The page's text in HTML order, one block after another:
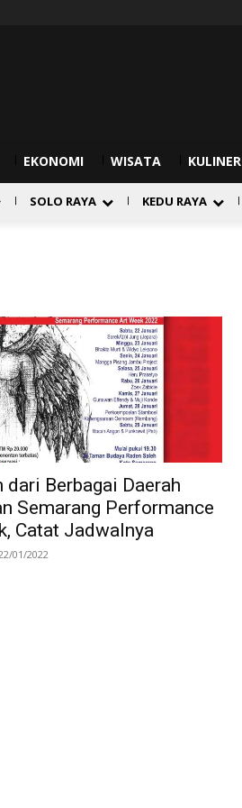
EKONOMI WISATA KULINER
SOLO RAYA KEDU RAYA
dari Berbagai Daerah
Semarang Performance
Catat Jadwalnya
01/2022